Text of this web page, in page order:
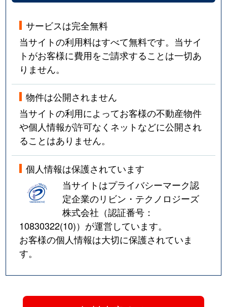
サービスは完全無料
当サイトの利用料はすべて無料です。当サイ
トがお客様に費用をご請求することは一切あ
りません。
物件は公開されません
当サイトの利用によってお客様の不動産物件
や個人情報が許可なくネットなどに公開され
ることはありません。
個人情報は保護されています
当サイトはプライバシーマーク認
定企業のリビン・テクノロジーズ
株式会社（認証番号：
10830322(10)）が運営しています。
お客様の個人情報は大切に保護されていま
す。